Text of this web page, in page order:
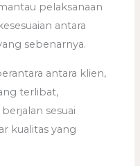
pelaksanaan
antara
sebenarnya.
antara klien,
terlibat,
sesuai
kualitas yang